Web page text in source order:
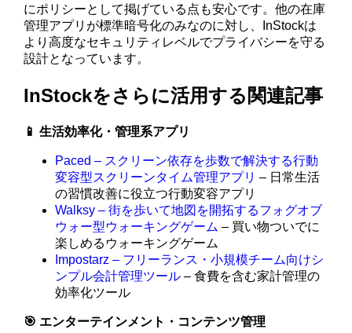
にポリシーとして掲げている点も安心です。他の在庫
管理アプリが標準暗号化のみなのに対し、InStockは
より高度なセキュリティレベルでプライバシーを守る
設計となっています。
InStockをさらに活用する関連記事
📱 生活効率化・管理系アプリ
Paced – スクリーン依存を歩数で解決する行動
変容型スクリーンタイム管理アプリ – 日常生活
の習慣改善に役立つ行動変容アプリ
Walksy – 街を歩いて地図を開拓するフォグオブ
ウォー型ウォーキングゲーム – 買い物ついでに
楽しめるウォーキングゲーム
Impostarz – フリーランス・小規模チーム向けシ
ンプル会計管理ツール – 食費を含む家計管理の
効率化ツール
🎯 エンターテインメント・コンテンツ管理